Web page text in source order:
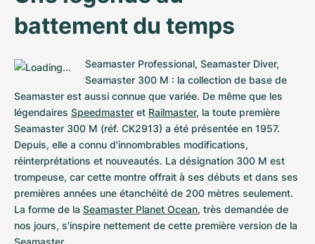
battement du temps
Seamaster Professional, Seamaster Diver,
Seamaster 300 M : la collection de base de
Seamaster est aussi connue que variée. De même que les
légendaires Speedmaster et Railmaster, la toute première
Seamaster 300 M (réf. CK2913) a été présentée en 1957.
Depuis, elle a connu d'innombrables modifications,
réinterprétations et nouveautés. La désignation 300 M est
trompeuse, car cette montre offrait à ses débuts et dans ses
premières années une étanchéité de 200 mètres seulement.
La forme de la Seamaster Planet Ocean, très demandée de
Seamaster.